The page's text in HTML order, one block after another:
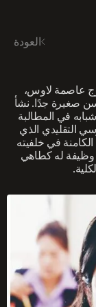
العودة
عاصمة لاوس،
سن صغيرة جدًا. نشأ
في المطالبة
التقليدي الذي
في خلفيته
وظيفة له كطاهي